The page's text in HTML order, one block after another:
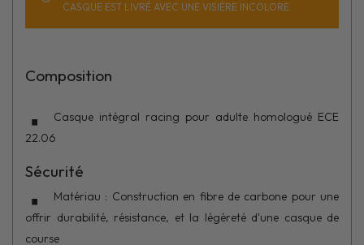
CASQUE EST LIVRÉ AVEC UNE VISIÈRE INCOLORE.
Composition
Casque intégral racing pour adulte homologué ECE
22.06
Sécurité
Matériau : Construction en fibre de carbone pour une
offrir durabilité, résistance, et la légèreté d'une casque de
course